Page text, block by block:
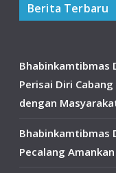
Berita Terbaru
Bhabinkamtibmas
Perisai Diri
dengan
Bhabinkamtibmas
Pecalang